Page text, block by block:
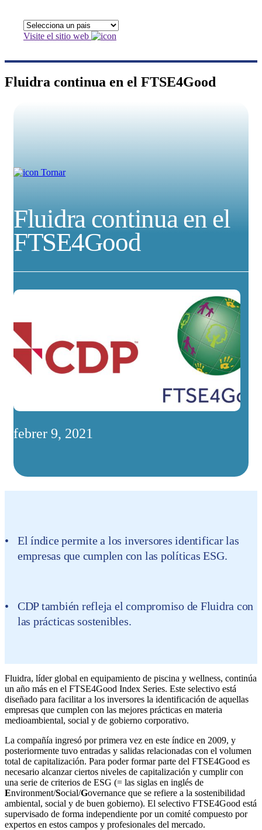
Visite el sitio web
Fluidra continua en el FTSE4Good
Tornar
Fluidra continua en el
FTSE4Good
febrer 9, 2021
El índice permite a los inversores identificar las
empresas que cumplen con las políticas ESG.
CDP también refleja el compromiso de Fluidra con
las prácticas sostenibles.
Fluidra, líder global en equipamiento de piscina y wellness, continúa
un año más en el FTSE4Good Index Series. Este selectivo está
diseñado para facilitar a los inversores la identificación de aquellas
empresas que cumplen con las mejores prácticas en materia
medioambiental, social y de gobierno corporativo.
La compañía ingresó por primera vez en este índice en 2009, y
posteriormente tuvo entradas y salidas relacionadas con el volumen
total de capitalización. Para poder formar parte del FTSE4Good es
necesario alcanzar ciertos niveles de capitalización y cumplir con
una serie de criterios de ESG (= las siglas en inglés de
Environment/Social/Governance que se refiere a la sostenibilidad
ambiental, social y de buen gobierno). El selectivo FTSE4Good está
supervisado de forma independiente por un comité compuesto por
expertos en estos campos y profesionales del mercado.